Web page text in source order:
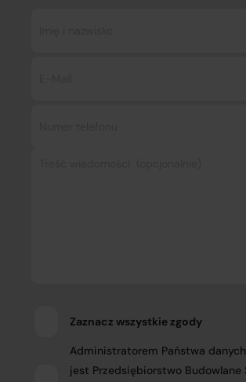
Zaznacz wszystkie zgody
Administratorem Państwa
jest Przedsiębiorstwo Budowlane